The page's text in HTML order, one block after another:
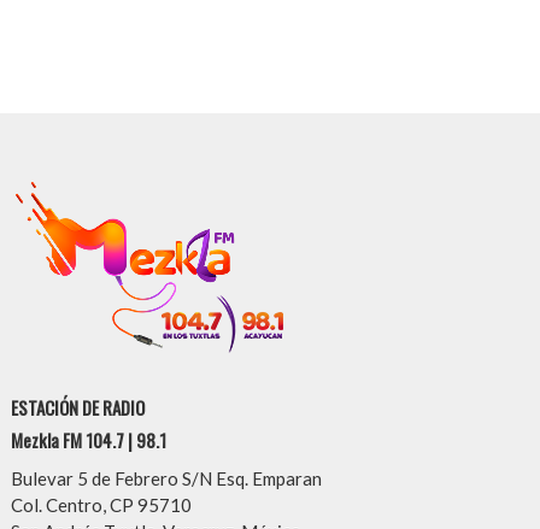
ESTACIÓN DE RADIO
Mezkla FM 104.7 | 98.1
Bulevar 5 de Febrero S/N Esq. Emparan
Col. Centro, CP 95710